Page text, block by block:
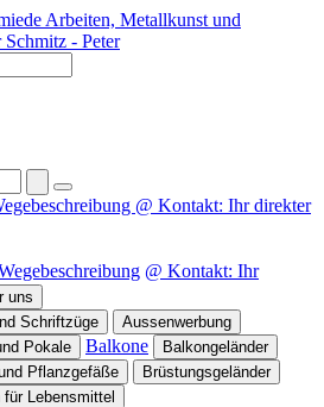
@ Kontakt: Ihr direkter
@ Kontakt: Ihr
uns
Schriftzüge
Aussenwerbung
Pokale
Balkone
Balkongeländer
Pflanzgefäße
Brüstungsgeländer
Lebensmittel